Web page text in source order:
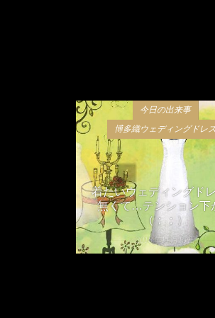
今日の出来事
博多織ウェディングドレス
着たいウェディングド
無くて…テンション下
（；；）
2018年11月15日